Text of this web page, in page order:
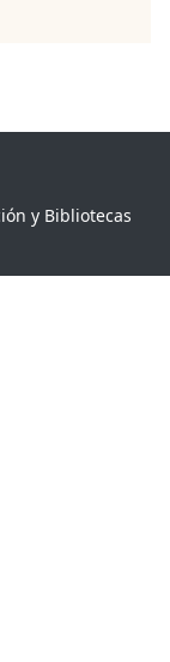
y Bibliotecas